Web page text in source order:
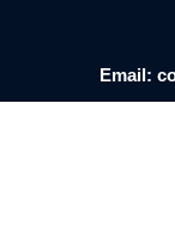
Email: